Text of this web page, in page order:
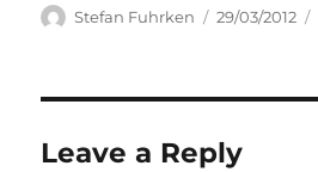
Author
Stefan Fuhrken
Posted
29/03/2012
Leave a Reply